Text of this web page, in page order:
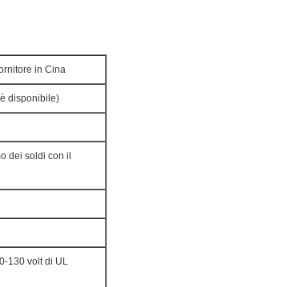
in Cina
disponibile)
dei soldi con il
130 volt di UL